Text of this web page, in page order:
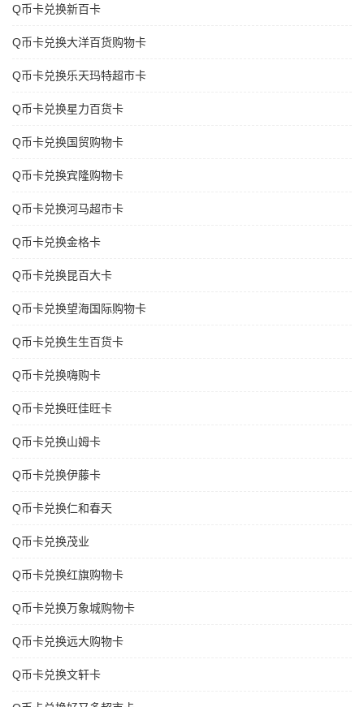
Q币卡兑换新百卡
Q币卡兑换大洋百货购物卡
Q币卡兑换乐天玛特超市卡
Q币卡兑换星力百货卡
Q币卡兑换国贸购物卡
Q币卡兑换宾隆购物卡
Q币卡兑换河马超市卡
Q币卡兑换金格卡
Q币卡兑换昆百大卡
Q币卡兑换望海国际购物卡
Q币卡兑换生生百货卡
Q币卡兑换嗨购卡
Q币卡兑换旺佳旺卡
Q币卡兑换山姆卡
Q币卡兑换伊藤卡
Q币卡兑换仁和春天
Q币卡兑换茂业
Q币卡兑换红旗购物卡
Q币卡兑换万象城购物卡
Q币卡兑换远大购物卡
Q币卡兑换文轩卡